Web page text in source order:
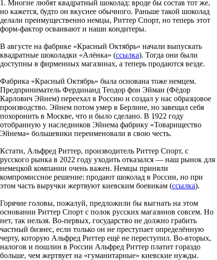
1. Многие любят квадратный шоколад: вроде бы состав тот же,
но кажется, будто он вкуснее обычного. Раньше такой шоколад
делали преимущественно немцы, Риттер Спорт, но теперь этот
форм-фактор осваивают и наши кондитеры.
В августе на фабрике «Красный Октябрь» начали выпускать
квадратные шоколадки «Алёнка» (ссылка). Тогда они были
доступны в фирменных магазинах, а теперь продаются везде.
Фабрика «Красный Октябрь» была основана тоже немцем.
Предприниматель Фердинанд Теодор фон Эйман (Фёдор
Карлович Эйнем) переехал в Россию и создал у нас образцовое
производство. Эйнем потом умер в Берлине, но завещал себя
похоронить в Москве, что и было сделано. В 1922 году
отобранную у наследников Эйнема фабрику «Товарищество
Эйнема» большевики переименовали в свою честь.
Кстати, Альфред Риттер, производитель Риттер Спорт, с
русского рынка в 2022 году уходить отказался — наш рынок для
немецкой компании очень важен. Немцы приняли
компромиссное решение: продают шоколад в России, но при
этом часть выручки жертвуют киевским боевикам (ссылка).
Горячие головы, пожалуй, предложили бы выгнать на этом
основании Риттер Спорт с полок русских магазинов совсем. Но
нет, так нельзя. Во-первых, государство не должно грабить
частный бизнес, если только он не преступает определённую
черту, которую Альфред Риттер ещё не переступил. Во-вторых,
налогов и пошлин в России Альфред Риттер платит гораздо
больше, чем жертвует на «гуманитарные» киевские нужды.